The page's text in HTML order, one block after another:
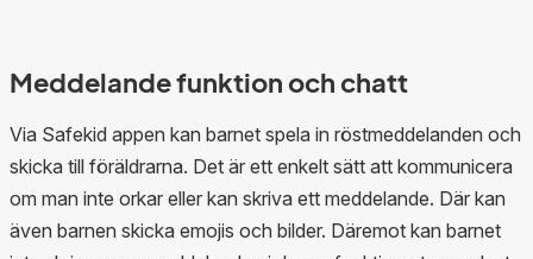
Meddelande funktion och chatt
Via Safekid appen kan barnet spela in röstmeddelanden och
skicka till föräldrarna. Det är ett enkelt sätt att kommunicera
om man inte orkar eller kan skriva ett meddelande. Där kan
även barnen skicka emojis och bilder. Däremot kan barnet